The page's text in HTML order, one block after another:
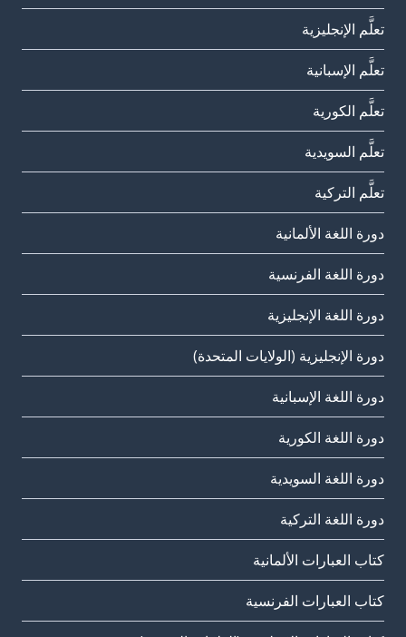
تعلَّم الإنجليزية
تعلَّم الإسبانية
تعلَّم الكورية
تعلَّم السويدية
تعلَّم التركية
دورة اللغة الألمانية
دورة اللغة الفرنسية
دورة اللغة الإنجليزية
دورة الإنجليزية (الولايات المتحدة)
دورة اللغة الإسبانية
دورة اللغة الكورية
دورة اللغة السويدية
دورة اللغة التركية
كتاب العبارات الألمانية
كتاب العبارات الفرنسية